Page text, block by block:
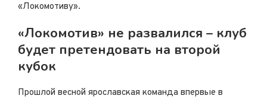
«Локомотиву».
«Локомотив» не развалился – клуб
будет претендовать на второй
кубок
Прошлой весной ярославская команда впервые в